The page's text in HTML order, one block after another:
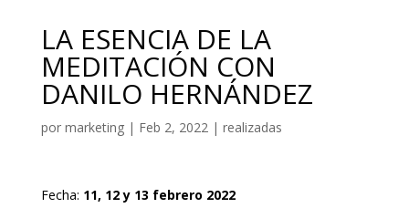
LA ESENCIA DE LA
MEDITACIÓN CON
DANILO HERNÁNDEZ
por marketing| Feb 2, 2022| realizadas
Fecha: 11, 12 y 13 febrero 2022